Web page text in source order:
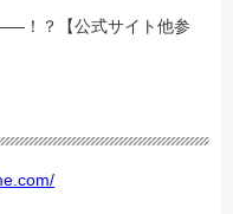
！？【公式サイト他参